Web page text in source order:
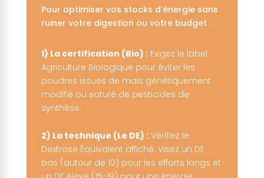
Pour optimiser vos stocks d’énergie sans
ruiner votre digestion ou votre budget :
1) La certification (Bio) :Exigez le label
Agriculture Biologique pour éviter les
poudres issues de maïs génétiquement
modifié ou saturé de pesticides de
synthèse.
2) La technique (Le DE) :Vérifiez le
Dextrose Équivalent affiché. Visez un DE
bas (autour de 10) pour les efforts longs et